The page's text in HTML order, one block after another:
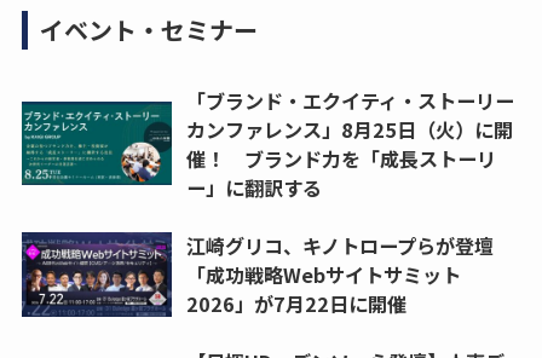
イベント・セミナー
「ブランド・エクイティ・ストーリー
カンファレンス」8月25日（火）に開
催！ ブランド力を「成長ストーリ
ー」に翻訳する
江崎グリコ、キノトロープらが登壇
「成功戦略Webサイトサミット
2026」が7月22日に開催